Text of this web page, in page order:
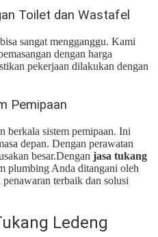
Toilet dan Wastafel
bisa sangat mengganggu. Kami
dengan harga
pekerjaan dilakukan dengan
Pemipaan
berkala sistem pemipaan. Ini
depan. Dengan perawatan
besar.Dengan jasa tukang
plumbing Anda ditangani oleh
terbaik dan solusi
Ledeng